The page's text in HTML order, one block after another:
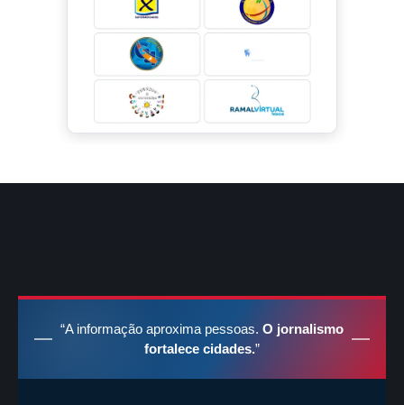
“A informação aproxima pessoas. O jornalismo
fortalece cidades.”